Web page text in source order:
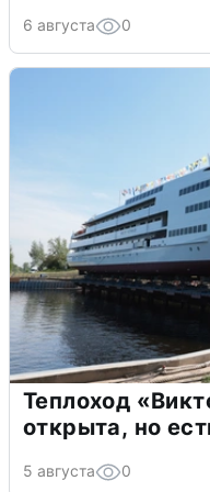
6 августа 0
Теплоход
открыта, но
5 августа 0